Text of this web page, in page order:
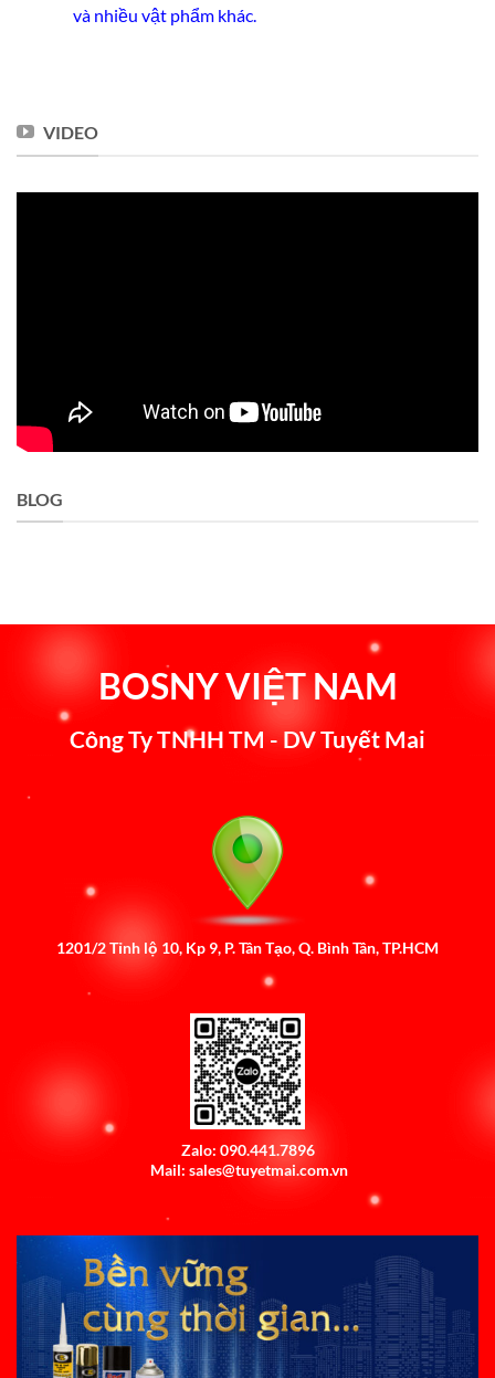
và nhiều vật phẩm khác.
VIDEO
BLOG
BOSNY VIỆT NAM
Công Ty TNHH TM - DV Tuyết Mai
1201/2 Tỉnh lộ 10, Kp 9, P. Tân Tạo, Q. Bình Tân, TP.HCM
Zalo: 090.441.7896
Mail: sales@tuyetmai.com.vn